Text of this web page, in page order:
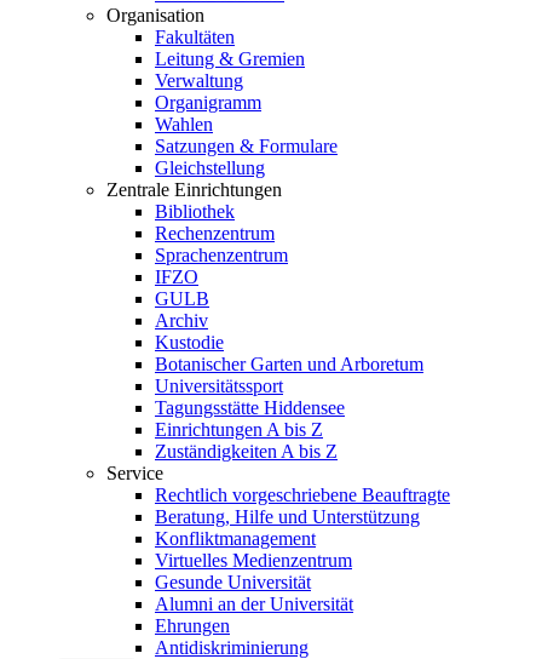
Organisation
Fakultäten
Leitung & Gremien
Verwaltung
Organigramm
Wahlen
Satzungen & Formulare
Gleichstellung
Zentrale Einrichtungen
Bibliothek
Rechenzentrum
Sprachenzentrum
IFZO
GULB
Archiv
Kustodie
Botanischer Garten und Arboretum
Universitätssport
Tagungsstätte Hiddensee
Einrichtungen A bis Z
Zuständigkeiten A bis Z
Service
Rechtlich vorgeschriebene Beauftragte
Beratung, Hilfe und Unterstützung
Konfliktmanagement
Virtuelles Medienzentrum
Gesunde Universität
Alumni an der Universität
Ehrungen
Antidiskriminierung